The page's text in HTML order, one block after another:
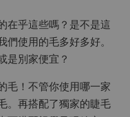
在乎這些嗎？是不是這
使用的毛多好多好。
是別家便宜？
毛！不管你使用哪一家
。再搭配了獨家的睫毛